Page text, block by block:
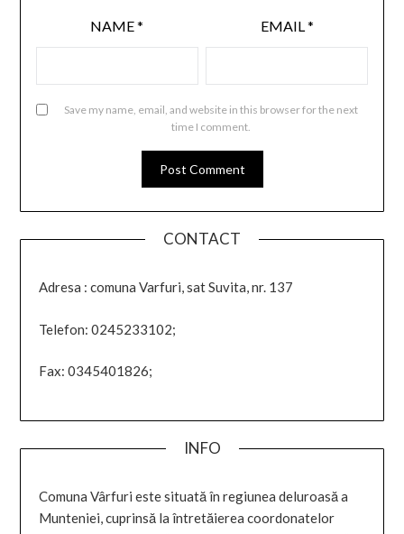
NAME* EMAIL*
Save my name, email, and website in this browser for the next
time I comment.
CONTACT
Adresa : comuna Varfuri, sat Suvita, nr. 137
Telefon: 0245233102;
Fax: 0345401826;
INFO
Comuna Vârfuri este situată în regiunea deluroasă a
Munteniei, cuprinsă la întretăierea coordonatelor